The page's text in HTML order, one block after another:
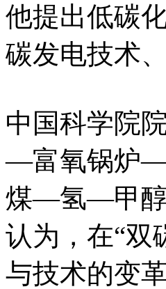
他提出低碳
碳发电技术
中国科学院
—富氧锅炉
煤—氢—甲醇
认为，在“双
与技术的变